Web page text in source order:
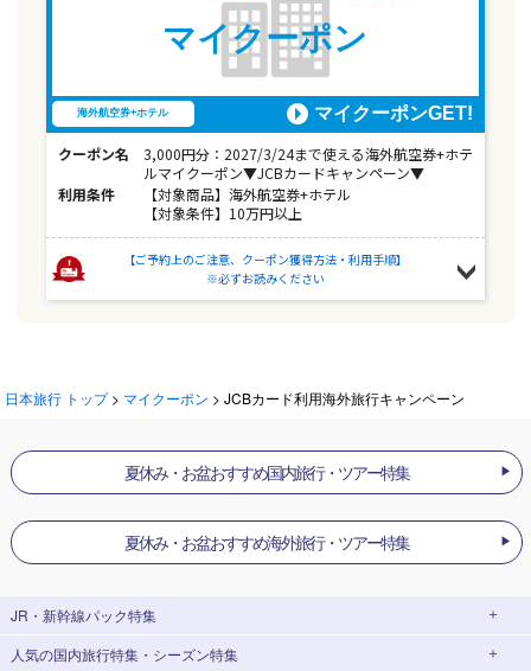
マイクーポン
海外航空券+ホテル
マイクーポンGET!
クーポン名
3,000円分：2027/3/24まで使える海外航空券+ホテ
ルマイクーポン▼JCBカードキャンペーン▼
利用条件
【対象商品】海外航空券+ホテル
【対象条件】10万円以上
【ご予約上のご注意、クーポン獲得方法・利用手順】
※必ずお読みください
日本旅行 トップ> マイクーポン > JCBカード利用海外旅行キャンペーン
夏休み・お盆おすすめ国内旅行・ツアー特集
夏休み・お盆おすすめ海外旅行・ツアー特集
JR・新幹線パック特集
JR・新幹線＋ホテルパック
人気の国内旅行特集・シーズン特集